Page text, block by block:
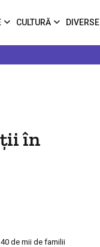
CULTURĂ DIVERSE
în
de mii de familii